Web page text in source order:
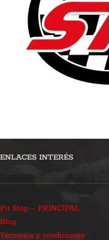
ENLACES INTERÉS
Pit Stop – PRINCIPAL
Blog
Términos y condiciones